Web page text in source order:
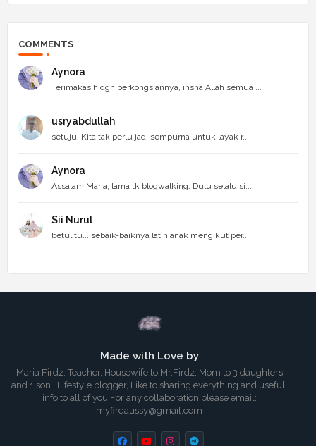
COMMENTS
Aynora
Terimakasih dgn perkongsiannya, insha Allah semua ...
usryabdullah
setuju..Kita tak perlu jadi sempurna untuk layak r...
Aynora
Assalam Maria, lama tk blogwalking. Dulu selalu si...
Sii Nurul
betul tu... sebaik-baiknya latih anak mengikut per...
Made with Love by
Maria Firdz: Teacher, Housewife to Mr.Firdz, Mom to 3 daughters
and 1 son | Lifestyle blogger, Like to sharing everything and usefull
info to all of you.For any collaboration please email:
myfirdaussy@gmail.com